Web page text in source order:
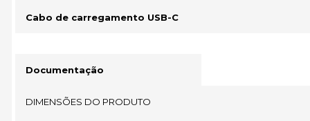
Cabo de carregamento USB-C
Documentação
DIMENSÕES DO PRODUTO